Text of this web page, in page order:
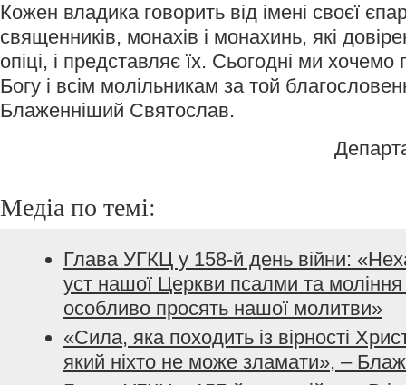
Кожен владика говорить від імені своєї
священників, монахів і монахинь, які
опіці, і представляє їх. Сьогодні ми
Богу і всім молільникам за той
Блаженніший Святослав.
Медіа по темі:
Глава УГКЦ у 158-й день війни:
уст нашої Церкви псалми та моління
особливо просять нашої молитви»
«Сила, яка походить із вірності
який ніхто не може зламати», –